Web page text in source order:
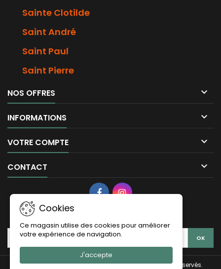
Sainte Clotilde
Saint André
Saint Paul
Saint Pierre
NOS OFFRES 
INFORMATIONS 
VOTRE COMPTE 
CONTACT 
Cookies
Ce magasin utilise des cookies pour améliorer
votre expérience de navigation.
J'accepte
© Copyright 2026 La Vie Claire Saint Leu. Tous droits réservés.